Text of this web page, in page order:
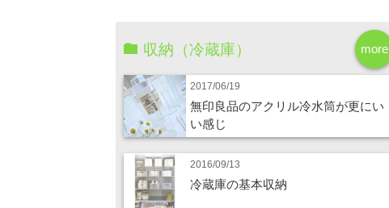
more
収納（冷蔵庫）
2017/06/19
無印良品のアクリル冷水筒が更にい
い感じ
2016/09/13
冷蔵庫の基本収納